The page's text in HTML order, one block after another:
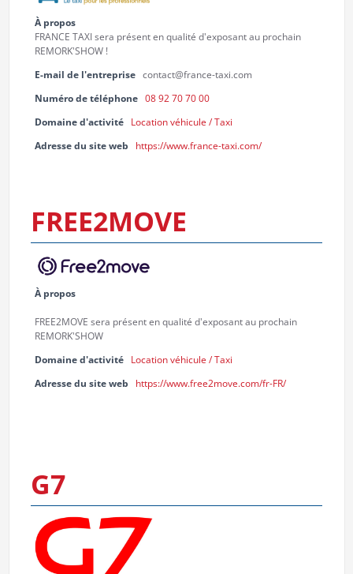
À propos
FRANCE TAXI sera présent en qualité d'exposant au prochain
REMORK'SHOW !
E-mail de l'entreprise contact@france-taxi.com
Numéro de téléphone 08 92 70 70 00
Domaine d'activité
Location véhicule / Taxi
Adresse du site web
https://www.france-taxi.com/
FREE2MOVE
À propos
FREE2MOVE sera présent en qualité d'exposant au prochain
REMORK'SHOW
Domaine d'activité
Location véhicule / Taxi
Adresse du site web
https://www.free2move.com/fr-FR/
G7